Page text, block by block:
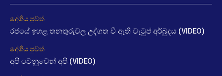
දේශීය පුවත්
රජයේ ඉහළ තනතුරුවල උද්ගත වී ඇති වැටුප් අර්බුදය (VIDEO)
දේශීය පුවත්
අපි වෙනුවෙන් අපි (VIDEO)